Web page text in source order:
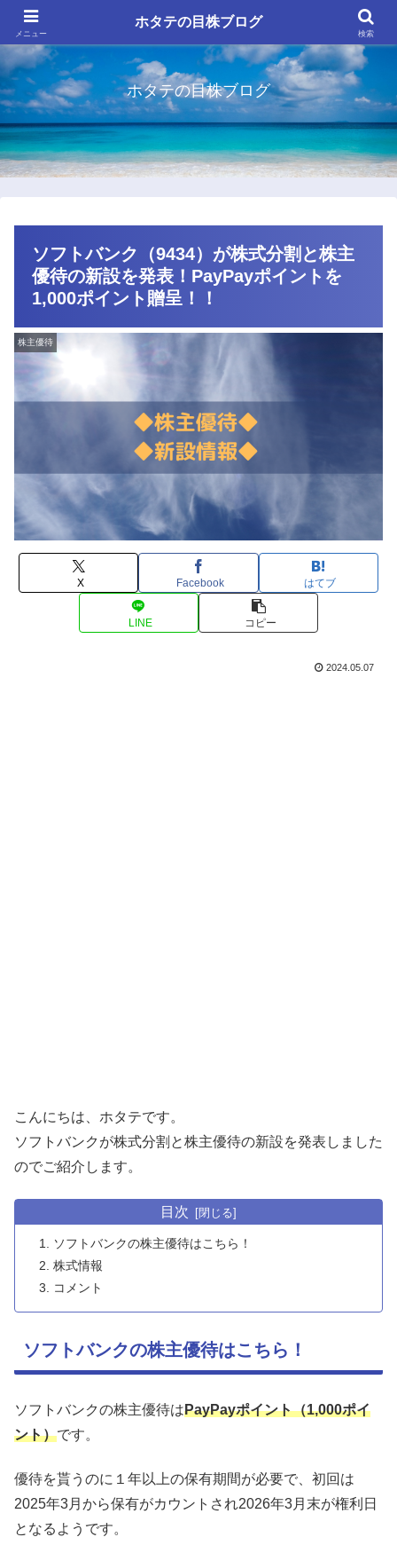
ホタテの目株ブログ
ソフトバンク（9434）が株式分割と株主
優待の新設を発表！PayPayポイントを
1,000ポイント贈呈！！
株主優待
X Facebook はてブ
LINE コピー
2024.05.07
こんにちは、ホタテです。
ソフトバンクが株式分割と株主優待の新設を発表しました
のでご紹介します。
目次
ソフトバンクの株主優待はこちら！
株式情報
コメント
ソフトバンクの株主優待はこちら！
ソフトバンクの株主優待はPayPayポイント（1,000ポイ
ント）です。
優待を貰うのに１年以上の保有期間が必要で、初回は
2025年3月から保有がカウントされ2026年3月末が権利日
となるようです。
メニュー
ホタテの目株ブログ
検索